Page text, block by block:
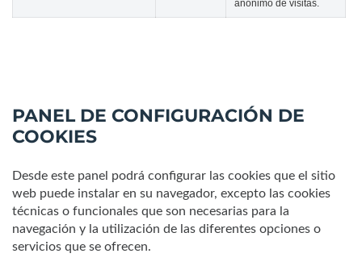
anónimo de visitas.
PANEL DE CONFIGURACIÓN DE
COOKIES
Desde este panel podrá configurar las cookies que el sitio
web puede instalar en su navegador, excepto las cookies
técnicas o funcionales que son necesarias para la
navegación y la utilización de las diferentes opciones o
servicios que se ofrecen.